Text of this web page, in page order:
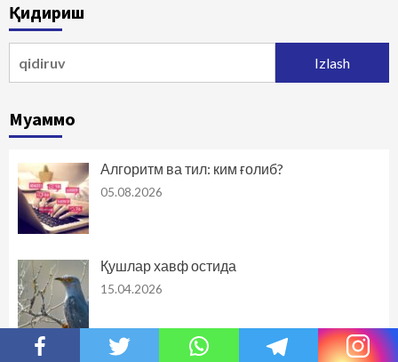
Қидириш
Муаммо
Алгоритм ва тил: ким ғолиб?
05.08.2026
Қушлар хавф остида
15.04.2026